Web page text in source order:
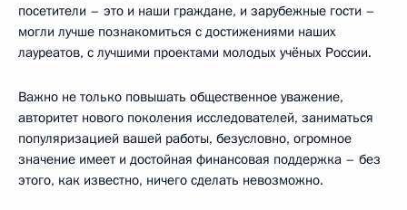
посетители – это и наши граждане, и зарубежные гости –
могли лучше познакомиться с достижениями наших
лауреатов, с лучшими проектами молодых учёных России.
Важно не только повышать общественное уважение,
авторитет нового поколения исследователей, заниматься
популяризацией вашей работы, безусловно, огромное
значение имеет и достойная финансовая поддержка – без
этого, как известно, ничего сделать невозможно.